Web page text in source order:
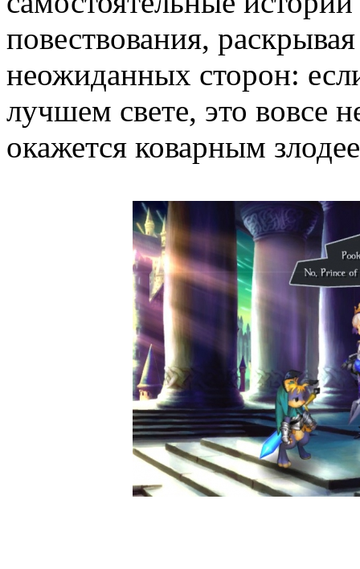
повествования,
неожиданных сторон:
лучшем свете, это вовсе
окажется коварным